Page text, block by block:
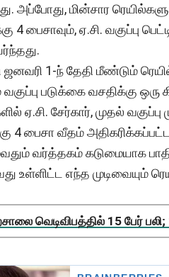
அப்போது, மின்சார
4 பைசாவும், ஏ.சி. வகுப்பு
1-ந் தேதி மீண்டும்
படுக்கை வசதிக்கு ஒரு
ஏ.சி. சேர்கார், முதல் வகுப்பு
4 பைசா வீதம்
வர்த்தகம் கடுமையாக
உள்ளிட்ட எந்த முடிவையும்
வெடிவிபத்தில் 15 பேர்